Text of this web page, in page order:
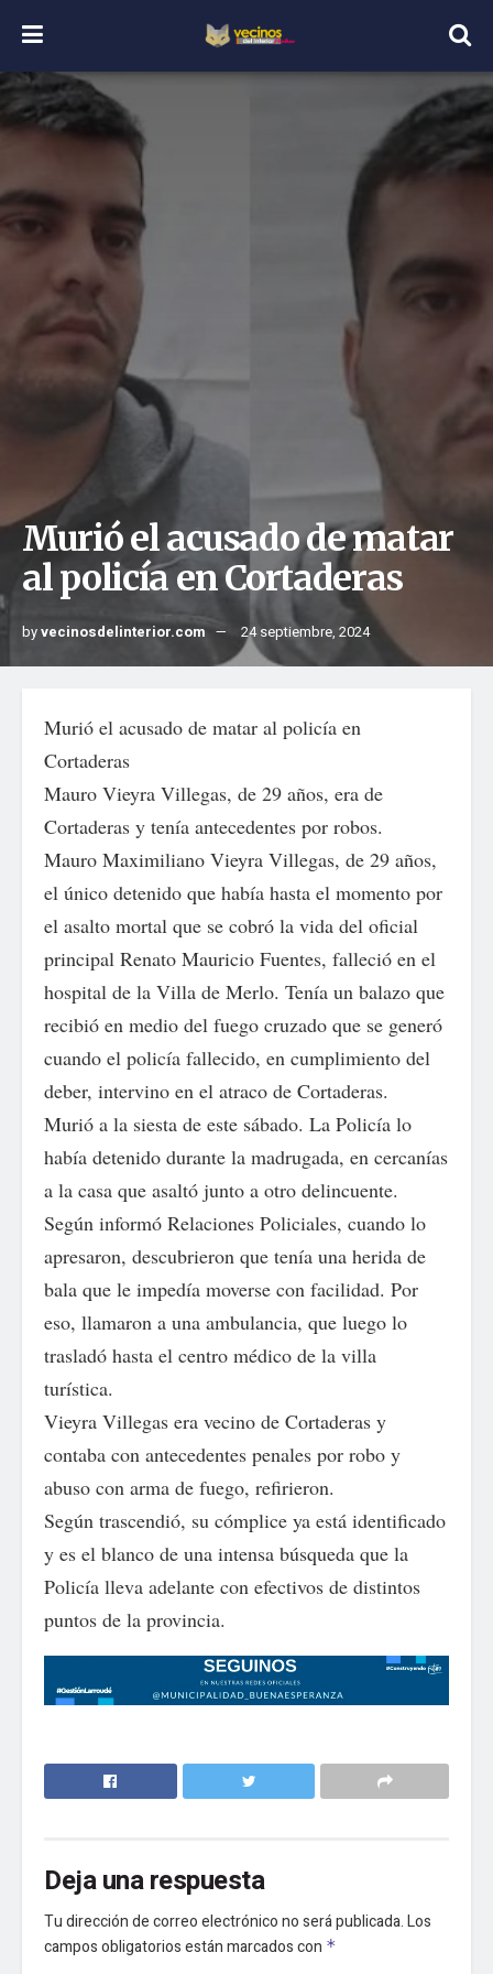
Murió el acusado de matar
al policía en Cortaderas
byvecinosdelinterior.com 24 septiembre, 2024
Murió el acusado de matar al policía en
Cortaderas
Mauro Vieyra Villegas, de 29 años, era de
Cortaderas y tenía antecedentes por robos.
Mauro Maximiliano Vieyra Villegas, de 29 años,
el único detenido que había hasta el momento por
el asalto mortal que se cobró la vida del oficial
principal Renato Mauricio Fuentes, falleció en el
hospital de la Villa de Merlo. Tenía un balazo que
recibió en medio del fuego cruzado que se generó
cuando el policía fallecido, en cumplimiento del
deber, intervino en el atraco de Cortaderas.
Murió a la siesta de este sábado. La Policía lo
había detenido durante la madrugada, en cercanías
a la casa que asaltó junto a otro delincuente.
Según informó Relaciones Policiales, cuando lo
apresaron, descubrieron que tenía una herida de
bala que le impedía moverse con facilidad. Por
eso, llamaron a una ambulancia, que luego lo
trasladó hasta el centro médico de la villa
turística.
Vieyra Villegas era vecino de Cortaderas y
contaba con antecedentes penales por robo y
abuso con arma de fuego, refirieron.
Según trascendió, su cómplice ya está identificado
y es el blanco de una intensa búsqueda que la
Policía lleva adelante con efectivos de distintos
puntos de la provincia.
Deja una respuesta
Tu dirección de correo electrónico no será publicada.Los
campos obligatorios están marcados con *